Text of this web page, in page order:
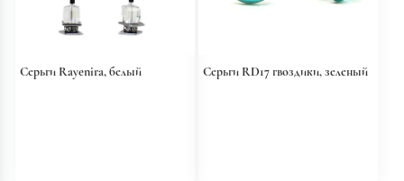
Серьги Rayenira, белый Серьги RD17 гвоздики, зеленый